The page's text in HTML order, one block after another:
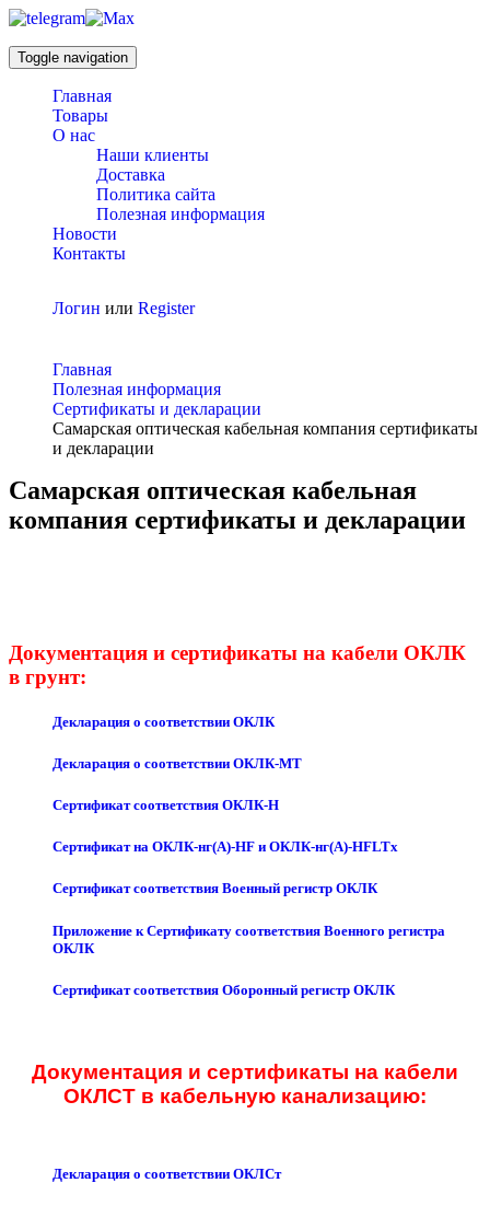
Toggle navigation
Главная
Товары
О нас
Наши клиенты
Доставка
Политика сайта
Полезная информация
Новости
Контакты
Логин или Register
Главная
Полезная информация
Сертификаты и декларации
Самарская оптическая кабельная компания сертификаты
и декларации
Самарская оптическая кабельная
компания сертификаты и декларации
Документация и сертификаты на кабели ОКЛК
в грунт:
Декларация о соответствии ОКЛК
Декларация о соответствии ОКЛК-МТ
Сертификат соответствия ОКЛК-Н
Сертификат на ОКЛК-нг(А)-HF и ОКЛК-нг(А)-HFLTx
Сертификат соответствия Военный регистр ОКЛК
Приложение к Сертификату соответствия Военного регистра
ОКЛК
Сертификат соответствия Оборонный регистр ОКЛК
Документация и сертификаты на кабели
ОКЛСТ в кабельную канализацию:
Декларация о соответствии ОКЛСт